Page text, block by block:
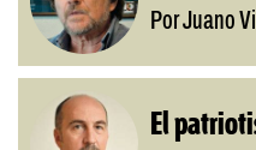
Por Juano
El